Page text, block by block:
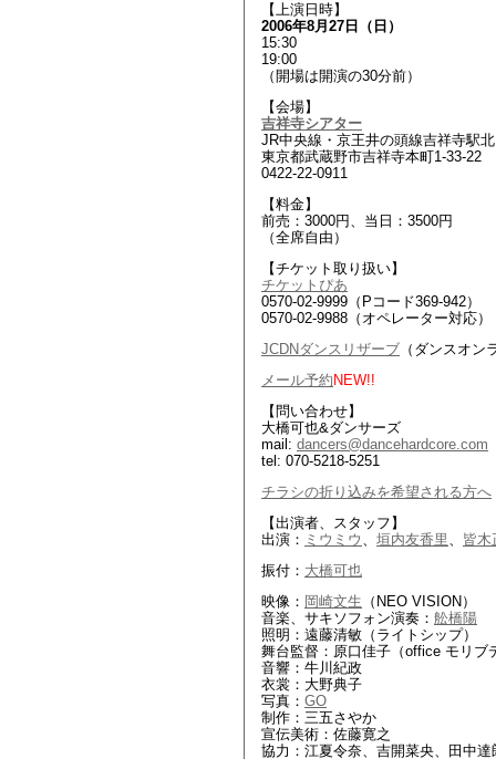
【上演日時】
2006年8月27日（日）
15:30
19:00
（開場は開演の30分前）
【会場】
吉祥寺シアター
JR中央線・京王井の頭線吉祥寺駅
東京都武蔵野市吉祥寺本町1-33-22
0422-22-0911
【料金】
前売：3000円、当日：3500円
（全席自由）
【チケット取り扱い】
チケットぴあ
0570-02-9999（Pコード369-942）
0570-02-9988（オペレーター対応）
JCDNダンスリザーブ （ダンスオン
メール予約 NEW!!
【問い合わせ】
大橋可也&ダンサーズ
mail: dancers@dancehardcore.com
tel: 070-5218-5251
チラシの折り込みを希望される方へ
【出演者、スタッフ】
出演： ミウミウ 、 垣内友香里 、 皆木
振付： 大橋可也
映像： 岡崎文生 （NEO VISION）
音楽、サキソフォン演奏： 舩橋陽
照明：遠藤清敏（ライトシップ）
舞台監督：原口佳子（office モリブ
音響：牛川紀政
衣裳：大野典子
写真： GO
制作：三五さやか
宣伝美術：佐藤寛之
協力：江夏令奈、吉開菜央、田中